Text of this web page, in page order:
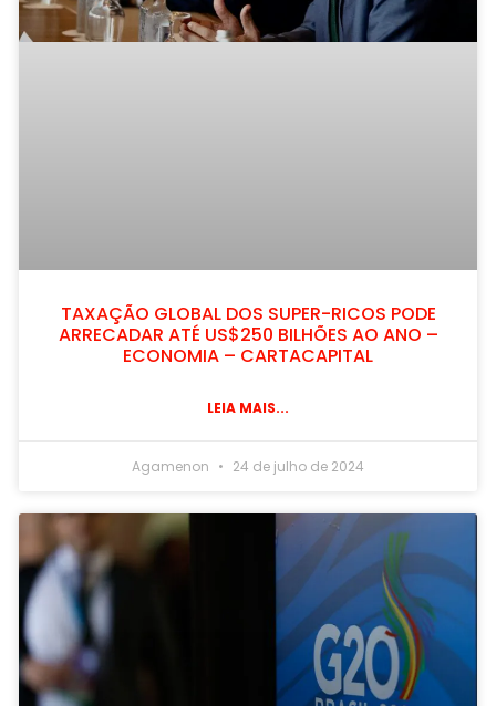
TAXAÇÃO GLOBAL DOS SUPER-RICOS PODE
ARRECADAR ATÉ US$250 BILHÕES AO ANO –
ECONOMIA – CARTACAPITAL
LEIA MAIS...
Agamenon 24 de julho de 2024